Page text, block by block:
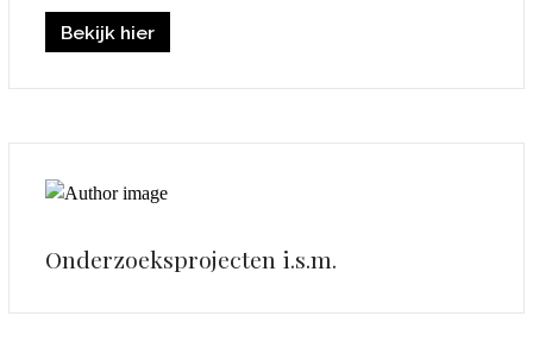
Bekijk hier
Onderzoeksprojecten i.s.m.